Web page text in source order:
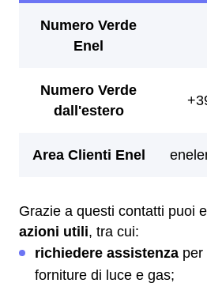
Grazie a questi contatti puoi
azioni utili, tra cui:
richiedere assistenza per
forniture di luce e gas;